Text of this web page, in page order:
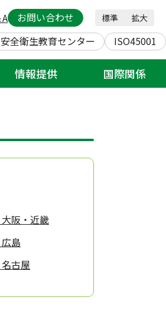
お問い合わせ 標準 拡大
全衛生教育センター ISO45001
情報提供 国際関係
阪・近畿
島
古屋